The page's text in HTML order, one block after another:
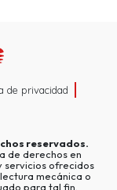
de privacidad
reservados.
de derechos en
servicios ofrecidos
mecánica o
para tal fin.